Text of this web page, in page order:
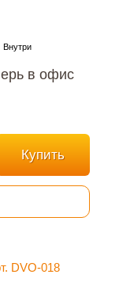
в офис
Купить